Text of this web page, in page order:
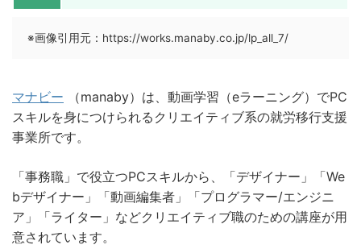
※画像引用元：https://works.manaby.co.jp/lp_all_7/
マナビー
（manaby）は、動画学習（eラーニング）でPC
スキルを身につけられるクリエイティブ系の就労移行支援
事業所です。
「事務職」で役立つPCスキルから、「デザイナー」「We
bデザイナー」「動画編集者」「プログラマー/エンジニ
ア」「ライター」などクリエイティブ職のための講座が用
意されています。